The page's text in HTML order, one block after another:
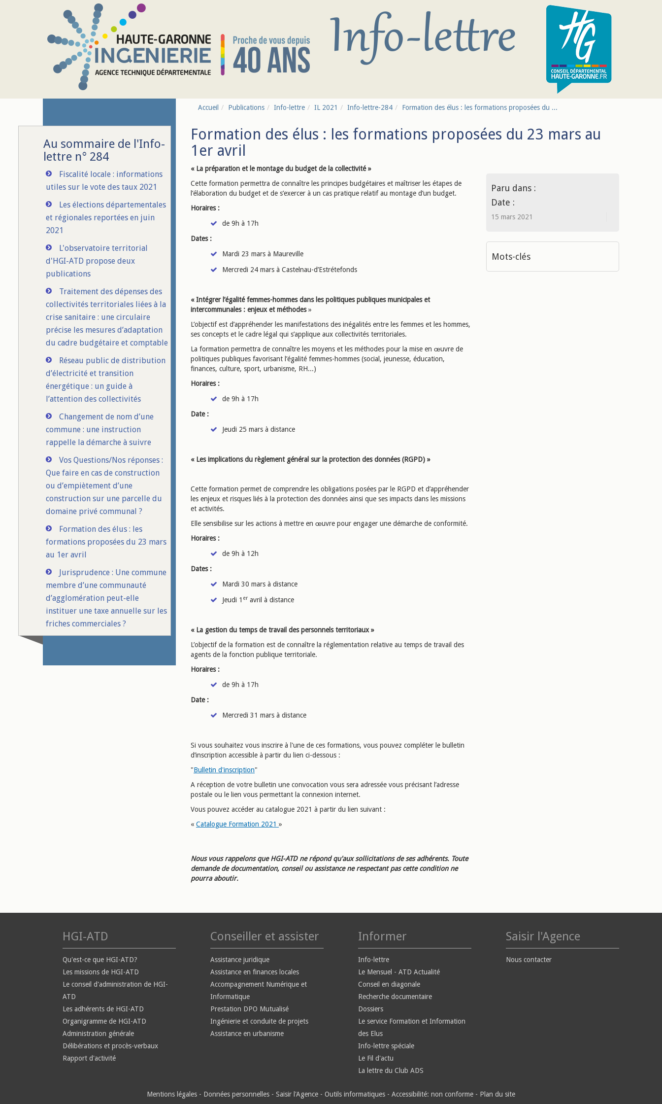
Au sommaire de l'Info-
lettre n° 284
Fiscalité locale : informations
utiles sur le vote des taux 2021
Les élections départementales
et régionales reportées en juin
2021
L'observatoire territorial
d'HGI-ATD propose deux
publications
Traitement des dépenses des
collectivités territoriales liées à la
crise sanitaire : une circulaire
précise les mesures d’adaptation
du cadre budgétaire et comptable
Réseau public de distribution
d’électricité et transition
énergétique : un guide à
l’attention des collectivités
Changement de nom d’une
commune : une instruction
rappelle la démarche à suivre
Vos Questions/Nos réponses :
Que faire en cas de construction
ou d’empiètement d’une
construction sur une parcelle du
domaine privé communal ?
Formation des élus : les
formations proposées du 23 mars
au 1er avril
Jurisprudence : Une commune
membre d’une communauté
d’agglomération peut-elle
instituer une taxe annuelle sur les
friches commerciales ?
Accueil Publications Info-lettre IL 2021 Info-lettre-284 Formation des élus : les formations proposées du ...
Formation des élus : les formations proposées du 23 mars au
1er avril
« La préparation et le montage du budget de la collectivité »
Cette formation permettra de connaître les principes budgétaires et maîtriser les étapes de
l’élaboration du budget et de s’exercer à un cas pratique relatif au montage d’un budget.
Horaires :
de 9h à 17h
Dates :
Mardi 23 mars à Maureville
Mercredi 24 mars à Castelnau-d’Estrétefonds
« Intégrer l’égalité femmes-hommes dans les politiques publiques municipales et
intercommunales : enjeux et méthodes»
L’objectif est d’appréhender les manifestations des inégalités entre les femmes et les hommes,
ses concepts et le cadre légal qui s’applique aux collectivités territoriales.
La formation permettra de connaître les moyens et les méthodes pour la mise en œuvre de
politiques publiques favorisant l’égalité femmes-hommes (social, jeunesse, éducation,
finances, culture, sport, urbanisme, RH...)
Horaires :
de 9h à 17h
Date :
Jeudi 25 mars à distance
« Les implications du règlement général sur la protection des données (RGPD) »
Cette formation permet de comprendre les obligations posées par le RGPD et d’appréhender
les enjeux et risques liés à la protection des données ainsi que ses impacts dans les missions
et activités.
Elle sensibilise sur les actions à mettre en œuvre pour engager une démarche de conformité.
Horaires :
de 9h à 12h
Dates :
Mardi 30 mars à distance
Jeudi 1 er avril à distance
« La gestion du temps de travail des personnels territoriaux »
L’objectif de la formation est de connaître la réglementation relative au temps de travail des
agents de la fonction publique territoriale.
Horaires :
de 9h à 17h
Date :
Mercredi 31 mars à distance
Si vous souhaitez vous inscrire à l'une de ces formations, vous pouvez compléter le bulletin
d’inscription accessible à partir du lien ci-dessous :
"Bulletin d'inscription"
A réception de votre bulletin une convocation vous sera adressée vous précisant l’adresse
postale ou le lien vous permettant la connexion internet.
Vous pouvez accéder au catalogue 2021 à partir du lien suivant :
« Catalogue Formation 2021 »
Nous vous rappelons que HGI-ATD ne répond qu'aux sollicitations de ses adhérents. Toute
demande de documentation, conseil ou assistance ne respectant pas cette condition ne
pourra aboutir.
Paru dans :
Date :
15 mars 2021
Mots-clés
HGI-ATD
Qu'est-ce que HGI-ATD?
Les missions de HGI-ATD
Le conseil d'administration de HGI-
ATD
Les adhérents de HGI-ATD
Organigramme de HGI-ATD
Administration générale
Délibérations et procès-verbaux
Rapport d'activité
Conseiller et assister
Assistance juridique
Assistance en finances locales
Accompagnement Numérique et
Informatique
Prestation DPO Mutualisé
Ingénierie et conduite de projets
Assistance en urbanisme
Informer
Info-lettre
Le Mensuel - ATD Actualité
Conseil en diagonale
Recherche documentaire
Dossiers
Le service Formation et Information
des Elus
Info-lettre spéciale
Le Fil d'actu
La lettre du Club ADS
Saisir l'Agence
Nous contacter
Mentions légales - Données personnelles - Saisir l'Agence - Outils informatiques - Accessibilité: non conforme - Plan du site